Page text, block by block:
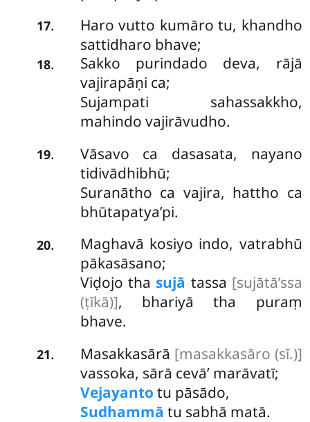
17.
Haro vutto kumāro tu, khandho
sattidharo bhave;
18.
Sakko purindado deva, rājā
vajirapāṇi ca;
Sujampati sahassakkho,
mahindo vajirāvudho.
19.
Vāsavo ca dasasata, nayano
tidivādhibhū;
Suranātho ca vajira, hattho ca
bhūtapatya’pi.
20.
Maghavā kosiyo indo, vatrabhū
pākasāsano;
Viḍojo tha sujā tassa [sujātā’ssa
(ṭīkā)], bhariyā tha puraṃ
bhave.
21. Masakkasārā [masakkasāro (sī.)]
vassoka, sārā cevā’ marāvatī;
Vejayanto tu pāsādo,
Sudhammā tu sabhā matā.